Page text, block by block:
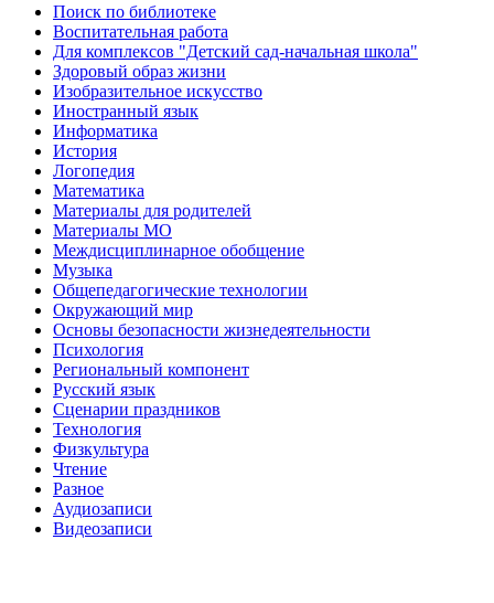
Поиск по библиотеке
Воспитательная работа
Для комплексов "Детский сад-начальная школа"
Здоровый образ жизни
Изобразительное искусство
Иностранный язык
Информатика
История
Логопедия
Математика
Материалы для родителей
Материалы МО
Междисциплинарное обобщение
Музыка
Общепедагогические технологии
Окружающий мир
Основы безопасности жизнедеятельности
Психология
Региональный компонент
Русский язык
Сценарии праздников
Технология
Физкультура
Чтение
Разное
Аудиозаписи
Видеозаписи